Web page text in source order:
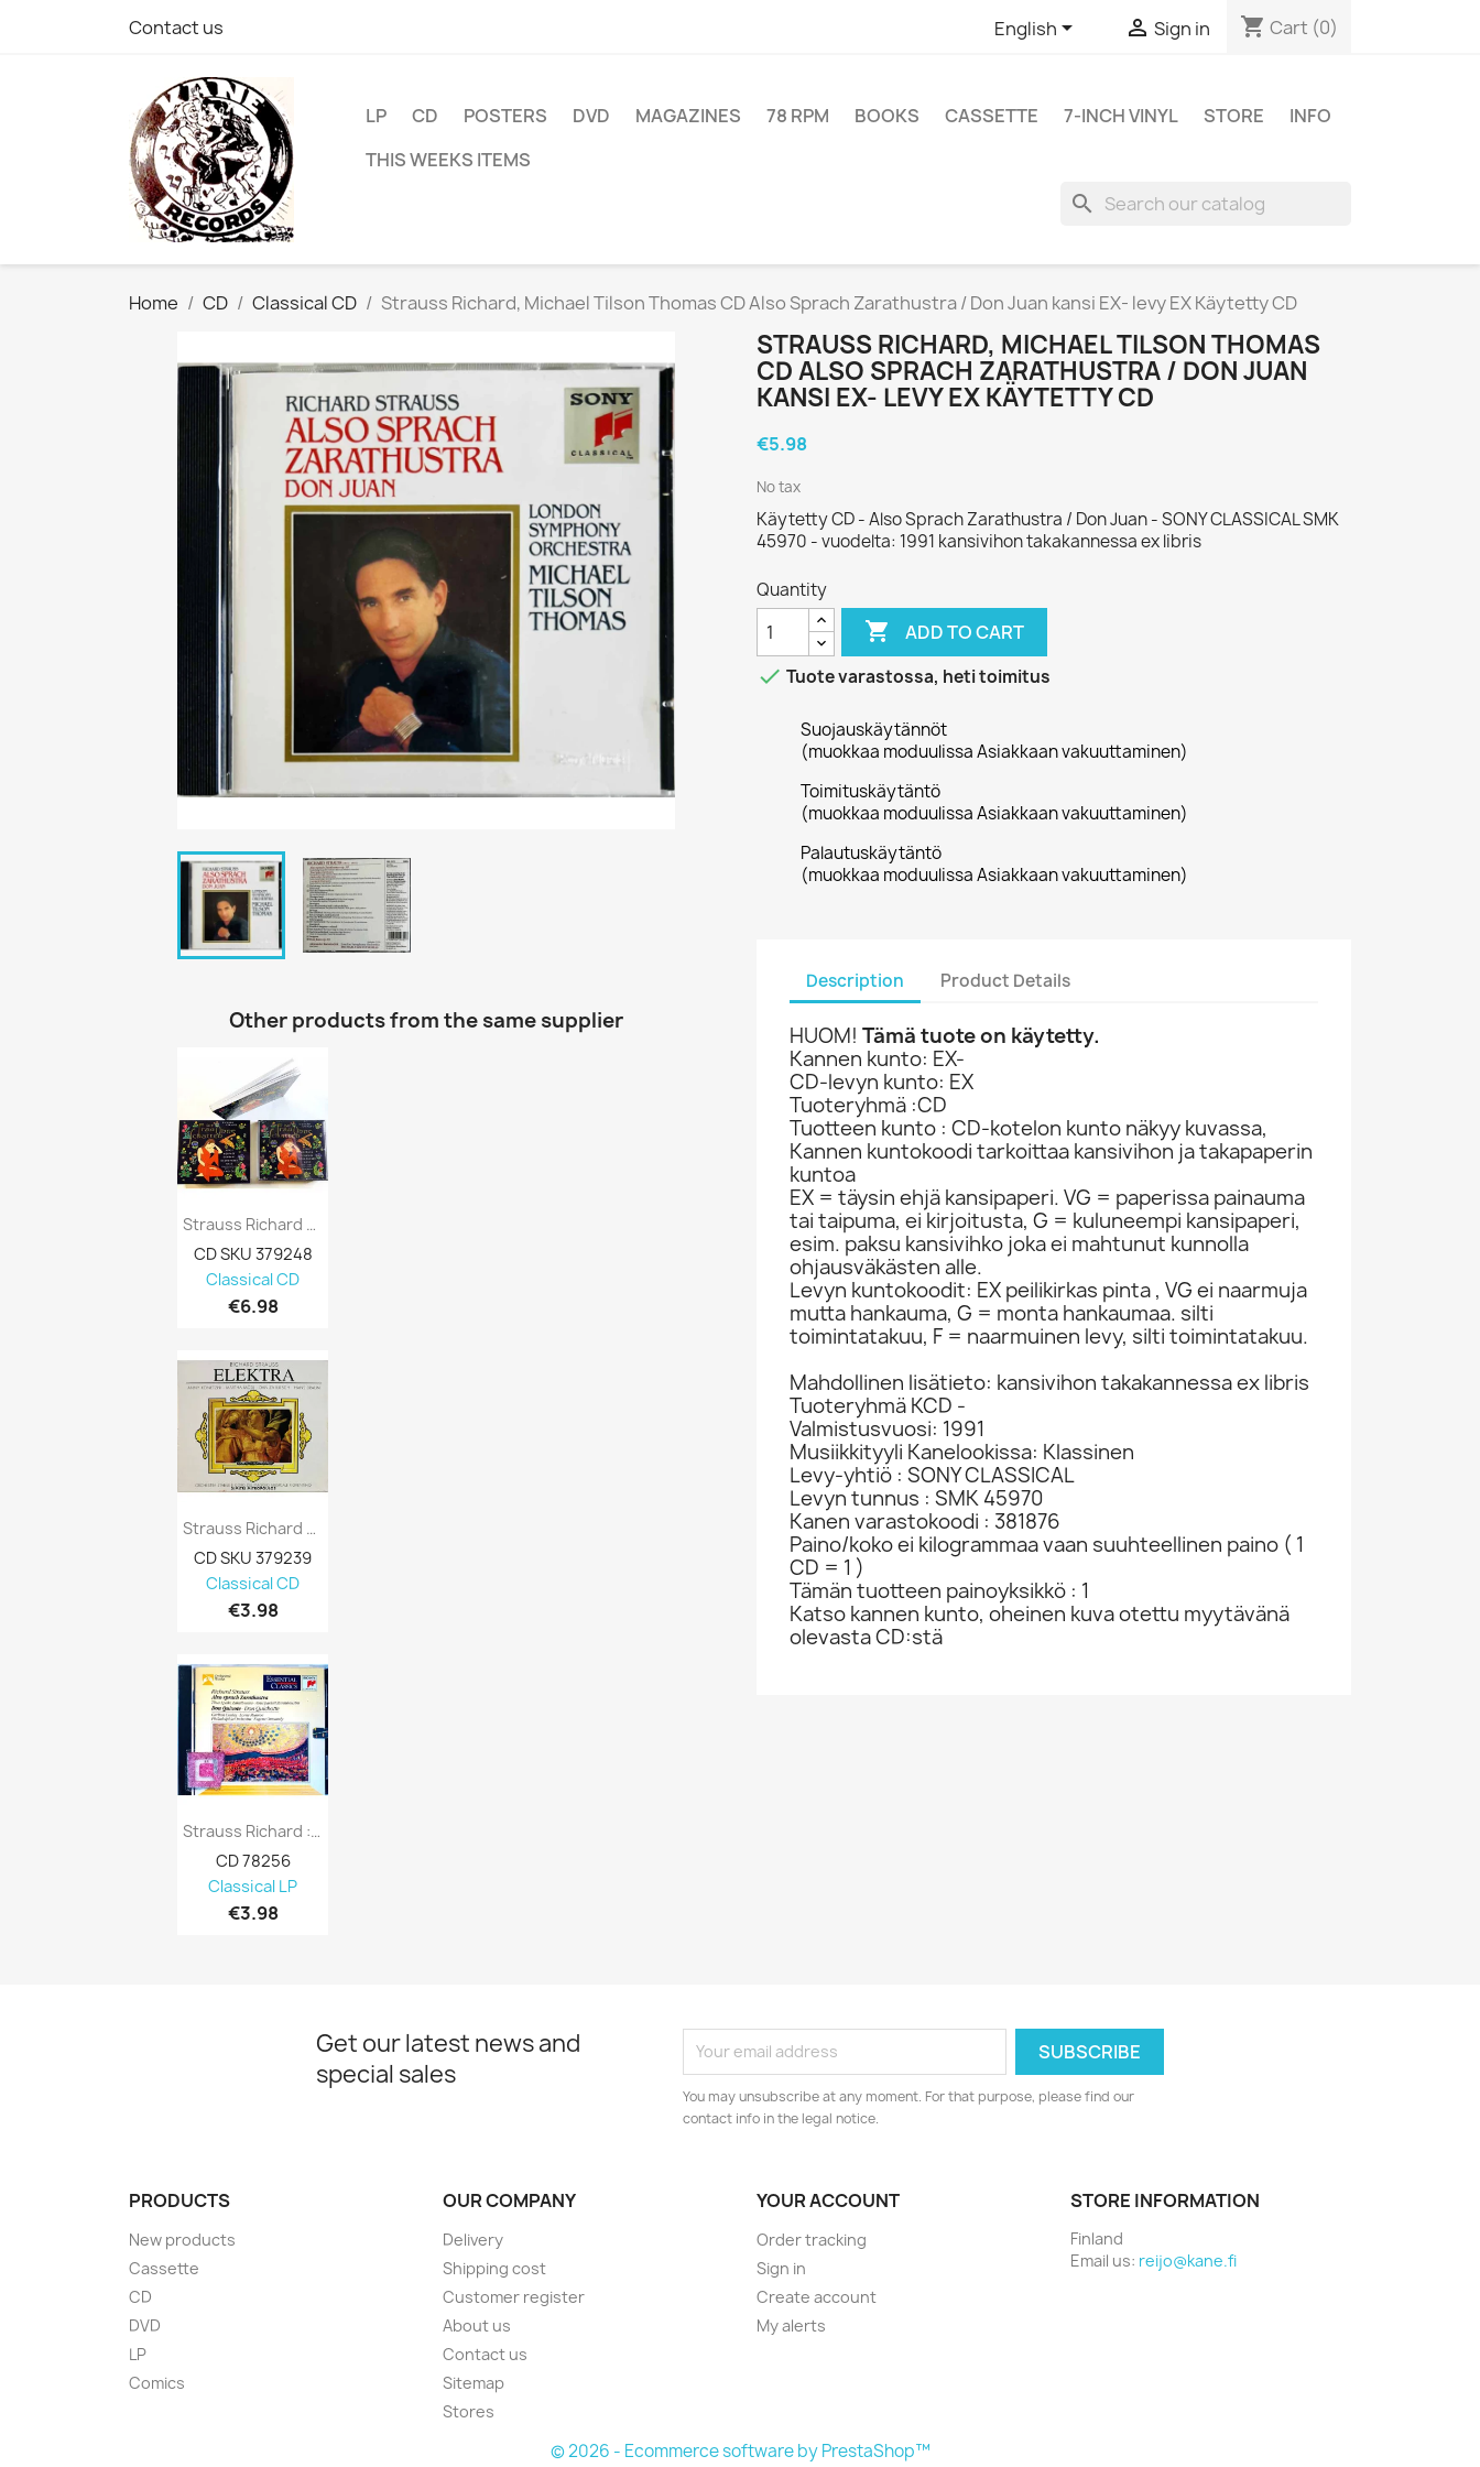
Contact us English  Sign in shopping_cart Cart (0)
LP CD POSTERS DVD MAGAZINES 78 RPM BOOKS CASSETTE 7-INCH VINYL STORE
INFO
THIS WEEKS ITEMS
search
Home CD Classical CD Strauss Richard, Michael Tilson Thomas CD Also Sprach Zarathustra / Don Juan kansi EX- levy EX Käytetty CD
Other products from the same supplier
Strauss Richard CD Die Frau Ohne Schatten...
CD SKU 379248
Classical CD
€6.98
Strauss Richard CD Elektra 2CD Kansi EX...
CD SKU 379239
Classical CD
€3.98
Strauss Richard : Also Sprach Zarathustra...
CD 78256
Classical LP
€3.98
STRAUSS RICHARD, MICHAEL TILSON THOMAS
CD ALSO SPRACH ZARATHUSTRA / DON JUAN
KANSI EX- LEVY EX KÄYTETTY CD
€5.98
No tax
Käytetty CD - Also Sprach Zarathustra / Don Juan - SONY CLASSICAL SMK
45970 - vuodelta: 1991 kansivihon takakannessa ex libris
Quantity
 ADD TO CART
 Tuote varastossa, heti toimitus
Suojauskäytännöt
(muokkaa moduulissa Asiakkaan vakuuttaminen)
Toimituskäytäntö
(muokkaa moduulissa Asiakkaan vakuuttaminen)
Palautuskäytäntö
(muokkaa moduulissa Asiakkaan vakuuttaminen)
Description Product Details
HUOM! Tämä tuote on käytetty.
Kannen kunto: EX-
CD-levyn kunto: EX
Tuoteryhmä :CD
Tuotteen kunto : CD-kotelon kunto näkyy kuvassa,
Kannen kuntokoodi tarkoittaa kansivihon ja takapaperin
kuntoa
EX = täysin ehjä kansipaperi. VG = paperissa painauma
tai taipuma, ei kirjoitusta, G = kuluneempi kansipaperi,
esim. paksu kansivihko joka ei mahtunut kunnolla
ohjausväkästen alle.
Levyn kuntokoodit: EX peilikirkas pinta , VG ei naarmuja
mutta hankauma, G = monta hankaumaa. silti
toimintatakuu, F = naarmuinen levy, silti toimintatakuu.
Mahdollinen lisätieto: kansivihon takakannessa ex libris
Tuoteryhmä KCD -
Valmistusvuosi: 1991
Musiikkityyli Kanelookissa: Klassinen
Levy-yhtiö : SONY CLASSICAL
Levyn tunnus : SMK 45970
Kanen varastokoodi : 381876
Paino/koko ei kilogrammaa vaan suuhteellinen paino ( 1
CD = 1 )
Tämän tuotteen painoyksikkö : 1
Katso kannen kunto, oheinen kuva otettu myytävänä
olevasta CD:stä
Get our latest news and
special sales
You may unsubscribe at any moment. For that purpose, please find our
contact info in the legal notice.
PRODUCTS
New products
Cassette
CD
DVD
LP
Comics
OUR COMPANY
Delivery
Shipping cost
Customer register
About us
Contact us
Sitemap
Stores
YOUR ACCOUNT
Order tracking
Sign in
Create account
My alerts
STORE INFORMATION
Finland
Email us: reijo@kane.fi
© 2026 - Ecommerce software by PrestaShop™